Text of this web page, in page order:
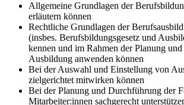
Allgemeine Grundlagen der
erläutern können
Rechtliche Grundlagen der
(insbes. Berufsbildungsgesetz und
kennen und im Rahmen der Planung
Ausbildung anwenden können
Bei der Auswahl und Einstellung von
zielgerichtet mitwirken können
Bei der Planung und Durchführung der
Mitarbeiter:innen sachgerecht